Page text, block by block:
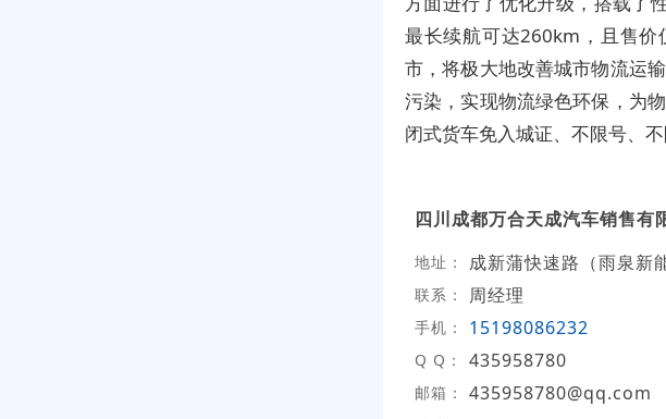
最长续航可达260km，且售
市，将极大地改善城市物流运
污染，实现物流绿色环保，为
闭式货车免入城证、不限号、
四川成都万合天成汽车销售有
地址： 成新蒲快速路（雨泉新
联系： 周经理
手机： 15198086232
Q Q： 435958780
邮箱： 435958780@qq.com